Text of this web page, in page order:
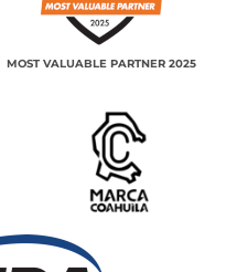
MOST VALUABLE PARTNER 2025